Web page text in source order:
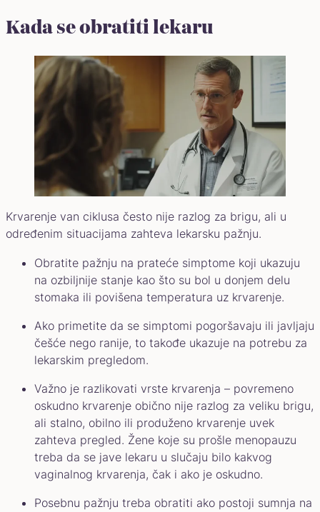
Kada se obratiti lekaru
Krvarenje van ciklusa često nije razlog za brigu, ali u
određenim situacijama zahteva lekarsku pažnju.
Obratite pažnju na prateće simptome koji ukazuju
na ozbiljnije stanje kao što su bol u donjem delu
stomaka ili povišena temperatura uz krvarenje.
Ako primetite da se simptomi pogoršavaju ili javljaju
češće nego ranije, to takođe ukazuje na potrebu za
lekarskim pregledom.
Važno je razlikovati vrste krvarenja – povremeno
oskudno krvarenje obično nije razlog za veliku brigu,
ali stalno, obilno ili produženo krvarenje uvek
zahteva pregled. Žene koje su prošle menopauzu
treba da se jave lekaru u slučaju bilo kakvog
vaginalnog krvarenja, čak i ako je oskudno.
Posebnu pažnju treba obratiti ako postoji sumnja na